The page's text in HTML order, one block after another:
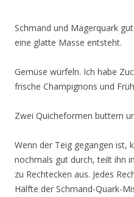
Schmand und Magerquark
eine glatte Masse entsteht.
Gemüse würfeln. Ich habe
frische Champignons und
Zwei Quicheformen buttern
Wenn der Teig gegangen ist,
nochmals gut durch, teilt ihn
zu Rechtecken aus. Jedes
Hälfte der Schmand-Quark-